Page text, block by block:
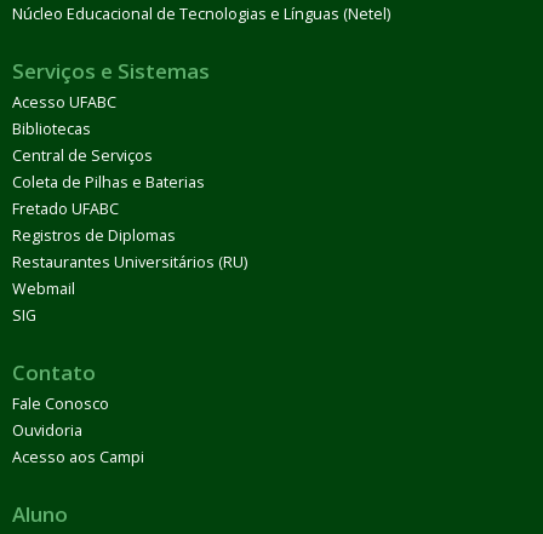
Núcleo Educacional de Tecnologias e Línguas (Netel)
Serviços e Sistemas
Acesso UFABC
Bibliotecas
Central de Serviços
Coleta de Pilhas e Baterias
Fretado UFABC
Registros de Diplomas
Restaurantes Universitários (RU)
Webmail
SIG
Contato
Fale Conosco
Ouvidoria
Acesso aos Campi
Aluno